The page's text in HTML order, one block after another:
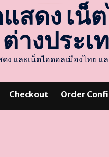
สดง เ
ต่างประเ
ง และเน็ตไอดอลเมืองไทย
Checkout Order